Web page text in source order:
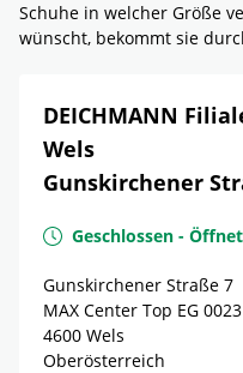
Schuhe in welcher Größe
wünscht, bekommt sie
DEICHMANN
Wels
Gunskirchener
Geschlossen -
Gunskirchener Straße 7
MAX Center Top EG 0023
4600 Wels
Oberösterreich